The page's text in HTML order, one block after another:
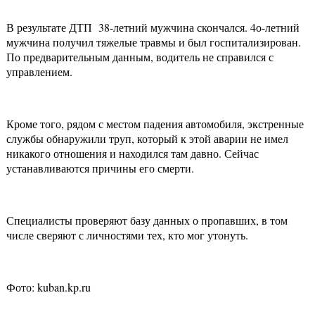
В результате ДТП 38-летний мужчина скончался. 4о-летний
мужчина получил тяжелые травмы и был госпитализирован.
По предварительным данным, водитель не справился с
управлением.
Кроме того, рядом с местом падения автомобиля, экстренные
службы обнаружили труп, который к этой аварии не имел
никакого отношения и находился там давно. Сейчас
устанавливаются причины его смерти.
Специалисты проверяют базу данных о пропавших, в том
числе сверяют с личностями тех, кто мог утонуть.
Фото: kuban.kp.ru